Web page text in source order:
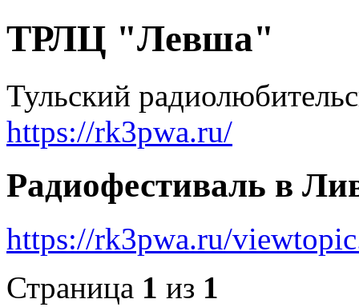
ТРЛЦ "Левша"
Тульский
https://rk3pwa.ru/
Радиофестиваль в
https://rk3pwa.ru/
Страница 1 из 1